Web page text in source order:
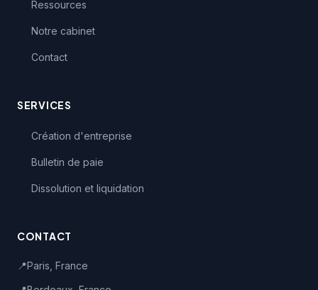
Ressources
Notre cabinet
Contact
SERVICES
Création d'entreprise
Bulletin de paie
Dissolution et liquidation
CONTACT
📍Paris, France